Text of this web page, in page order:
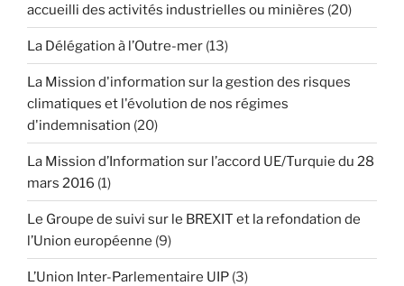
accueilli des activités industrielles ou minières (20)
La Délégation à l’Outre-mer (13)
La Mission d'information sur la gestion des risques
climatiques et l'évolution de nos régimes
d'indemnisation (20)
La Mission d’Information sur l’accord UE/Turquie du 28
mars 2016 (1)
Le Groupe de suivi sur le BREXIT et la refondation de
l’Union européenne (9)
L’Union Inter-Parlementaire UIP (3)